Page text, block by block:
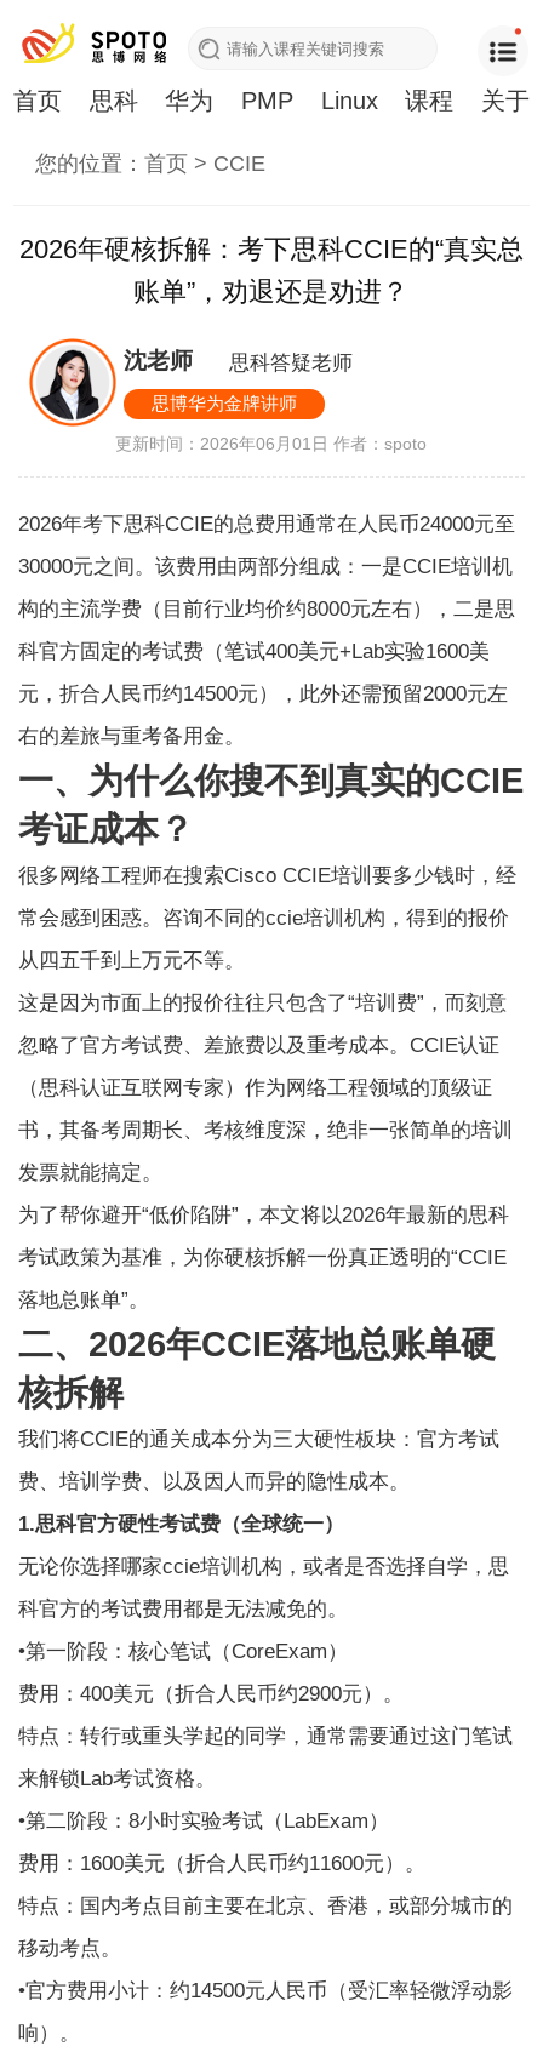
首页 思科 华为 PMP Linux 课程 关于
您的位置：首页 > CCIE
2026年硬核拆解：考下思科CCIE的“真实总
账单”，劝退还是劝进？
沈老师 思科答疑老师
思博华为金牌讲师
更新时间：2026年06月01日作者：spoto
2026年考下思科CCIE的总费用通常在人民币24000元至
30000元之间。该费用由两部分组成：一是CCIE培训机
构的主流学费（目前行业均价约8000元左右），二是思
科官方固定的考试费（笔试400美元+Lab实验1600美
元，折合人民币约14500元），此外还需预留2000元左
右的差旅与重考备用金。
一、为什么你搜不到真实的CCIE
考证成本？
很多网络工程师在搜索Cisco CCIE培训要多少钱时，经
常会感到困惑。咨询不同的ccie培训机构，得到的报价
从四五千到上万元不等。
这是因为市面上的报价往往只包含了“培训费”，而刻意
忽略了官方考试费、差旅费以及重考成本。CCIE认证
（思科认证互联网专家）作为网络工程领域的顶级证
书，其备考周期长、考核维度深，绝非一张简单的培训
发票就能搞定。
为了帮你避开“低价陷阱”，本文将以2026年最新的思科
考试政策为基准，为你硬核拆解一份真正透明的“CCIE
落地总账单”。
二、2026年CCIE落地总账单硬
核拆解
我们将CCIE的通关成本分为三大硬性板块：官方考试
费、培训学费、以及因人而异的隐性成本。
1.思科官方硬性考试费（全球统一）
无论你选择哪家ccie培训机构，或者是否选择自学，思
科官方的考试费用都是无法减免的。
•第一阶段：核心笔试（CoreExam）
费用：400美元（折合人民币约2900元）。
特点：转行或重头学起的同学，通常需要通过这门笔试
来解锁Lab考试资格。
•第二阶段：8小时实验考试（LabExam）
费用：1600美元（折合人民币约11600元）。
特点：国内考点目前主要在北京、香港，或部分城市的
移动考点。
•官方费用小计：约14500元人民币（受汇率轻微浮动影
响）。